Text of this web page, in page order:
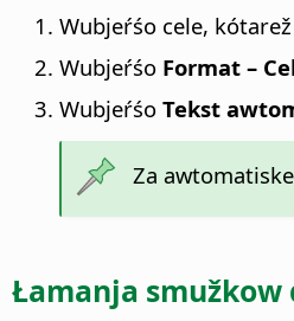
Wubjeŕśo cele,
Wubjeŕśo Format –
Wubjeŕśo Tekst
Za
Łamanja